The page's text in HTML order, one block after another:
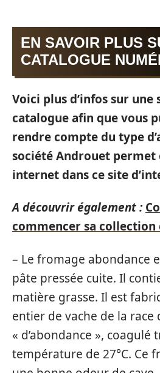
EN SAVOIR PLUS
CATALOGUE
Voici plus d’infos sur une
catalogue afin que vous
rendre compte du type
société Androuet permet
internet dans ce site
A découvrir également :
commencer sa collection
– Le fromage abondance
pâte pressée cuite. Il
matière grasse. Il est
entier de vache de la race
« d’abondance », coagulé
température de 27°C. Ce